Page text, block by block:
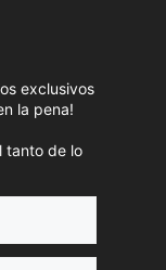
exclusivos
la pena!
tanto de lo